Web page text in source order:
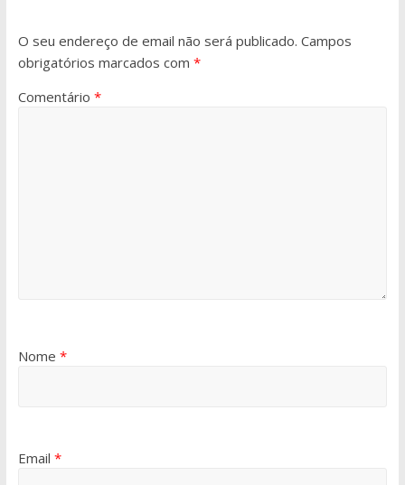
O seu endereço de email não será publicado. Campos
obrigatórios marcados com *
Comentário *
Nome *
Email *